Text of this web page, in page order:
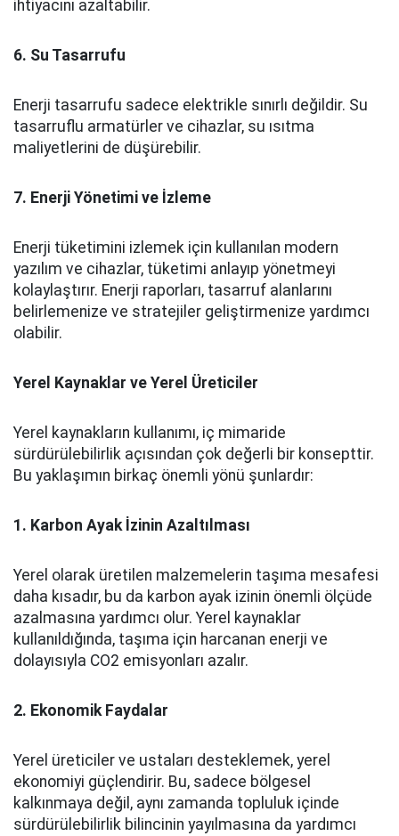
ihtiyacını azaltabilir.
6. Su Tasarrufu
Enerji tasarrufu sadece elektrikle sınırlı değildir. Su
tasarruflu armatürler ve cihazlar, su ısıtma
maliyetlerini de düşürebilir.
7. Enerji Yönetimi ve İzleme
Enerji tüketimini izlemek için kullanılan modern
yazılım ve cihazlar, tüketimi anlayıp yönetmeyi
kolaylaştırır. Enerji raporları, tasarruf alanlarını
belirlemenize ve stratejiler geliştirmenize yardımcı
olabilir.
Yerel Kaynaklar ve Yerel Üreticiler
Yerel kaynakların kullanımı, iç mimaride
sürdürülebilirlik açısından çok değerli bir konsepttir.
Bu yaklaşımın birkaç önemli yönü şunlardır:
1. Karbon Ayak İzinin Azaltılması
Yerel olarak üretilen malzemelerin taşıma mesafesi
daha kısadır, bu da karbon ayak izinin önemli ölçüde
azalmasına yardımcı olur. Yerel kaynaklar
kullanıldığında, taşıma için harcanan enerji ve
dolayısıyla CO2 emisyonları azalır.
2. Ekonomik Faydalar
Yerel üreticiler ve ustaları desteklemek, yerel
ekonomiyi güçlendirir. Bu, sadece bölgesel
kalkınmaya değil, aynı zamanda topluluk içinde
sürdürülebilirlik bilincinin yayılmasına da yardımcı